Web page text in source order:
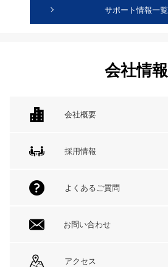
サポート情報一覧
会社情報
会社概要
採用情報
よくあるご質問
お問い合わせ
アクセス